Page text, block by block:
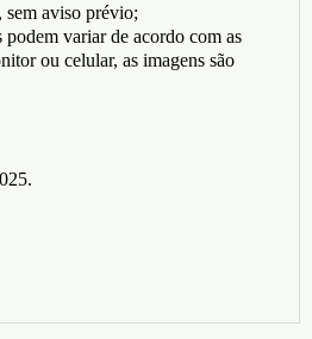
sem aviso prévio;
podem variar de acordo com as
ou celular, as imagens são